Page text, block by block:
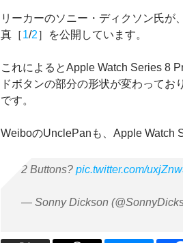
リーカーのソニー・ディクソン氏が
真［1/2］を公開しています。
これによるとApple Watch Series 8
ドボタンの部分の形状が変わってお
です。
WeiboのUnclePanも、Apple Watch
2 Buttons?pic.twitter.com/
— Sonny Dickson